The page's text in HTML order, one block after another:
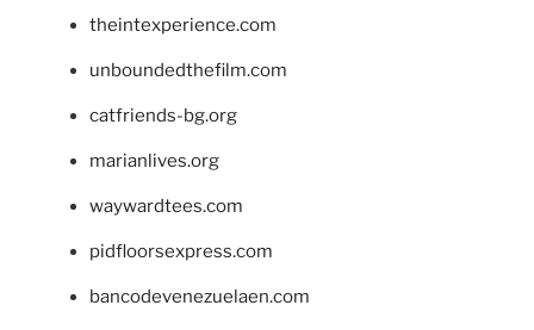
theintexperience.com
unboundedthefilm.com
catfriends-bg.org
marianlives.org
waywardtees.com
pidfloorsexpress.com
bancodevenezuelaen.com